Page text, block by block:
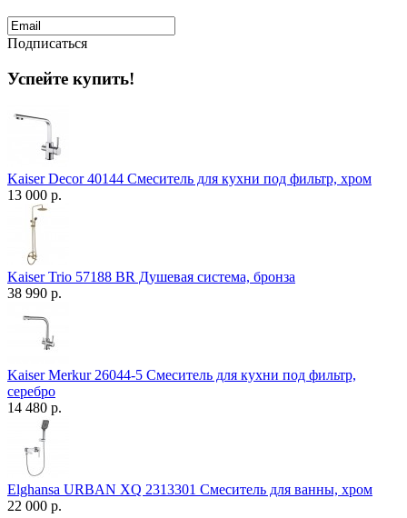
Подписаться
Успейте купить!
Kaiser Decor 40144 Смеситель для кухни под фильтр, хром
13 000 р.
Kaiser Trio 57188 BR Душевая система, бронза
38 990 р.
Kaiser Merkur 26044-5 Смеситель для кухни под фильтр,
серебро
14 480 р.
Elghansa URBAN XQ 2313301 Смеситель для ванны, хром
22 000 р.